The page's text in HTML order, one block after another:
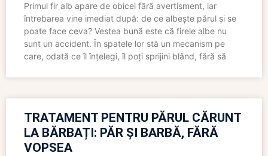
Primul fir alb apare de obicei fără avertisment, iar
întrebarea vine imediat după: de ce albește părul și se
poate face ceva? Vestea bună este că firele albe nu
sunt un accident. În spatele lor stă un mecanism pe
care, odată ce îl înțelegi, îl poți sprijini blând, fără să
TRATAMENT PENTRU PĂRUL CĂRUNT
LA BĂRBAȚI: PĂR ȘI BARBĂ, FĂRĂ
VOPSEA